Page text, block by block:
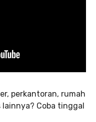
perkantoran, rumah
Coba tinggal